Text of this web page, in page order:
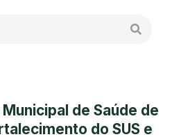
de Saúde de
do SUS e